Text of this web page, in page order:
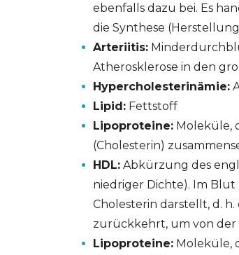
ebenfalls dazu bei. Es
die Synthese
Arteriitis:
Atherosklerose in den
Hypercholesterinämie:
Lipid:Fettstoff
Lipoproteine:Moleküle,
(Cholesterin)
HDL:Abkürzung des
niedriger Dichte). Im
Cholesterin darstellt, d.
zurückkehrt, um von der
Lipoproteine:Moleküle,